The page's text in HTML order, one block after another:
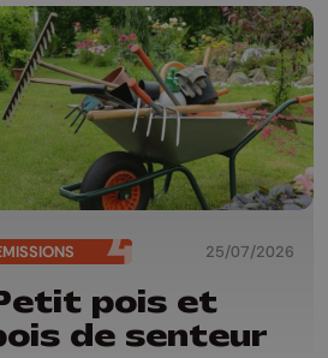
25/07/2026
pois et
de senteur